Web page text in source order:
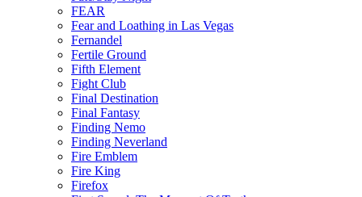
FEAR
Fear and Loathing in Las Vegas
Fernandel
Fertile Ground
Fifth Element
Fight Club
Final Destination
Final Fantasy
Finding Nemo
Finding Neverland
Fire Emblem
Fire King
Firefox